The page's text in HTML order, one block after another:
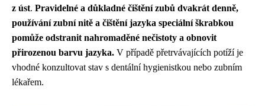
z úst. Pravidelné a důkladné čištění zubů dvakrát denně,
používání zubní nitě a čištění jazyka speciální škrabkou
pomůže odstranit nahromaděné nečistoty a obnovit
přirozenou barvu jazyka. V případě přetrvávajících potíží je
vhodné konzultovat stav s dentální hygienistkou nebo zubním
lékařem.